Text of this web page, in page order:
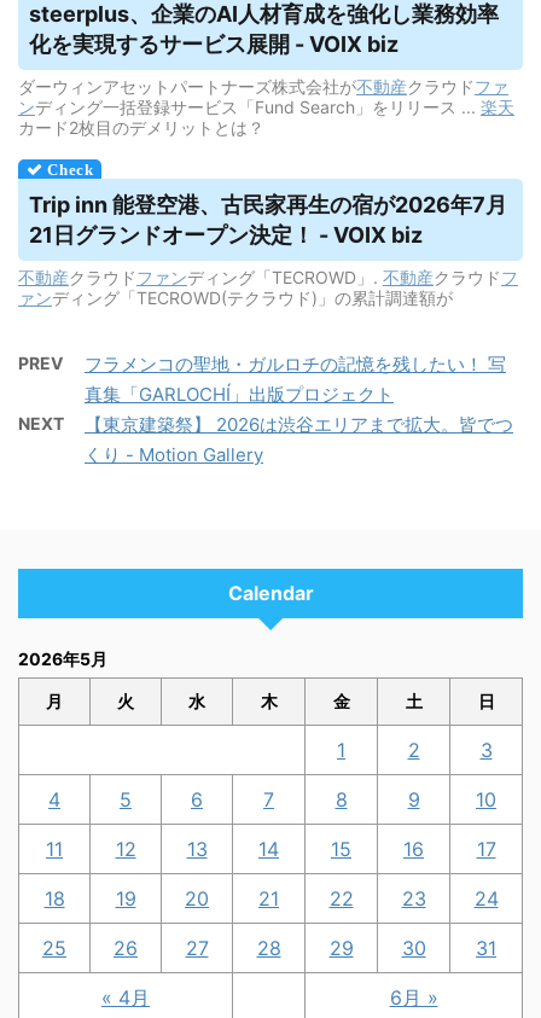
steerplus、企業のAI人材育成を強化し業務効率
化を実現するサービス展開 - VOIX biz
ダーウィンアセットパートナーズ株式会社が不動産クラウドファ
ンディング一括登録サービス「Fund Search」をリリース ... 楽天
カード2枚目のデメリットとは？
Trip inn 能登空港、古民家再生の宿が2026年7月
21日グランドオープン決定！ - VOIX biz
不動産クラウドファンディング「TECROWD」. 不動産クラウドフ
ァンディング「TECROWD(テクラウド)」の累計調達額が
PREV
フラメンコの聖地・ガルロチの記憶を残したい！ 写
真集「GARLOCHÍ」出版プロジェクト
NEXT
【東京建築祭】 2026は渋谷エリアまで拡大。皆でつ
くり - Motion Gallery
Calendar
2026年5月
月 火 水 木 金 土 日
« 4月 6月 »
1 2 3
4 5 6 7 8 9 10
11 12 13 14 15 16 17
18 19 20 21 22 23 24
25 26 27 28 29 30 31